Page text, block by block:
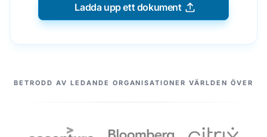
Ladda upp ett dokument
VÅRA PARTNERS
BETRODD AV LEDANDE ORGANISATIONER VÄRLDEN ÖVER